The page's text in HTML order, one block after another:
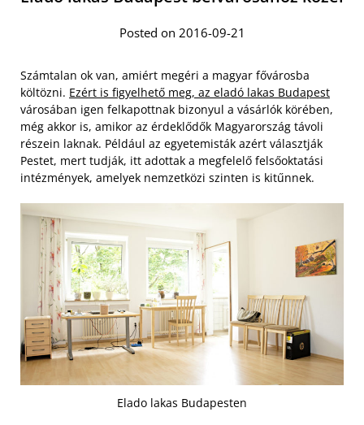
Posted on 2016-09-21
Számtalan ok van, amiért megéri a magyar fővárosba
költözni. Ezért is figyelhető meg, az eladó lakas Budapest
városában igen felkapottnak bizonyul a vásárlók körében,
még akkor is, amikor az érdeklődők Magyarország távoli
részein laknak. Például az egyetemisták azért választják
Pestet, mert tudják, itt adottak a megfelelő felsőoktatási
intézmények, amelyek nemzetközi szinten is kitűnnek.
Elado lakas Budapesten